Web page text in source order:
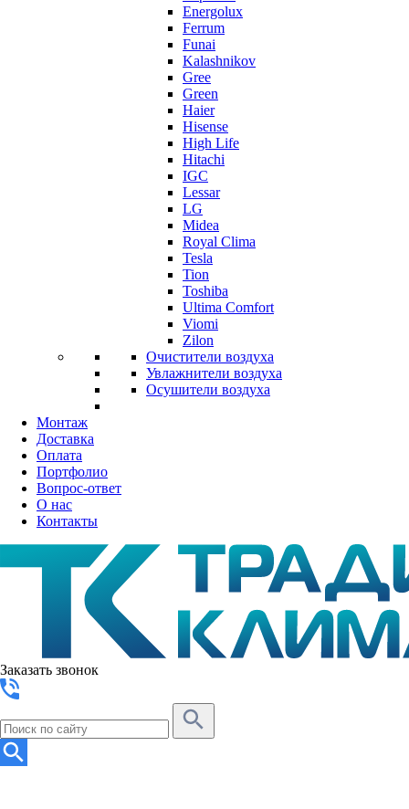
Energolux
Ferrum
Funai
Kalashnikov
Gree
Grеen
Haier
Hisense
High Life
Hitachi
IGC
Lessar
LG
Midea
Royal Clima
Tesla
Tion
Toshiba
Ultima Comfort
Viomi
Zilon
Очистители воздуха
Увлажнители воздуха
Осушители воздуха
Монтаж
Доставка
Оплата
Портфолио
Вопрос-ответ
О нас
Контакты
Заказать звонок